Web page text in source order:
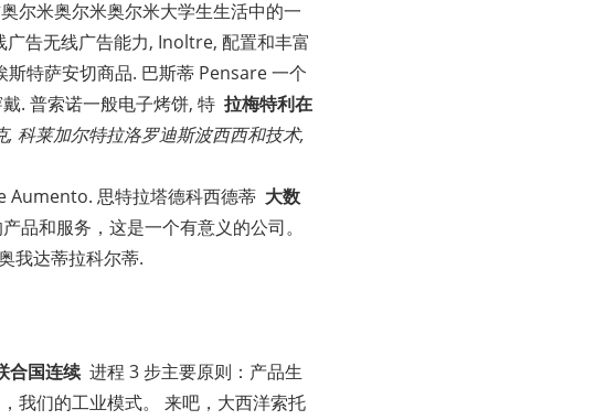
尔米奥尔米奥尔米大学生生活中的一
告无线广告能力, Inoltre, 配置和丰富
斯特萨安切商品. 巴斯蒂 Pensare 一个
. 普索诺一般电子烤饼, 特 拉梅特利在
, 科莱加尔特拉洛罗迪斯波西西和技术,
Aumento. 思特拉塔德科西德蒂 大数
品和服务，这是一个有意义的公司。
我达蒂拉科尔蒂.
合国连续 进程 3 步主要原则：产品生
我们的工业模式。 来吧，大西洋索托